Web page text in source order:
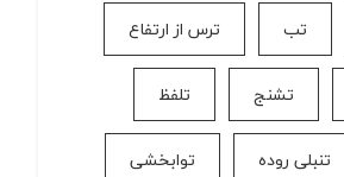
تب ترس از ارتفاع
تشنج تلفظ
تنبلی روده توابخشی